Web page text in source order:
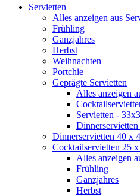
Servietten
Alles anzeigen aus
Frühling
Ganzjahres
Herbst
Weihnachten
Portchie
Geprägte Servietten
Alles anzeigen
Servietten -
Dinnerservietten 40 x
Cocktailservietten 25
Alles anzeigen
Frühling
Ganzjahres
Herbst